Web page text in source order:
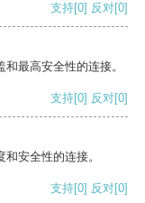
支持[0] 反对[0]
最高安全性的连接。
支持[0] 反对[0]
安全性的连接。
支持[0] 反对[0]